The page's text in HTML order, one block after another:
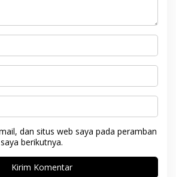
dan situs web saya pada peramban
berikutnya.